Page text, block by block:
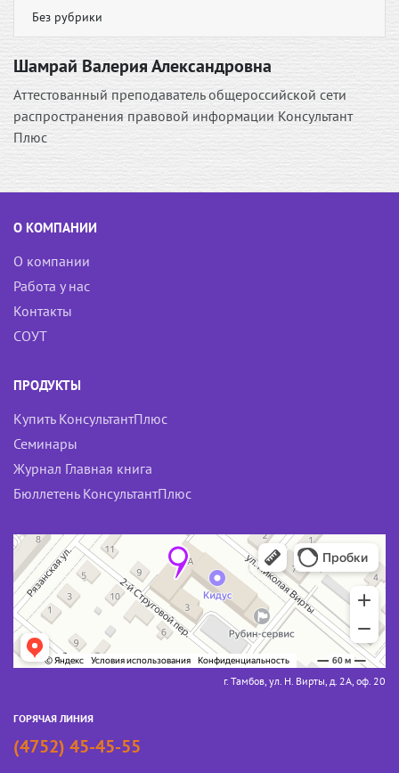
Без рубрики
Шамрай Валерия Александровна
Аттестованный преподаватель общероссийской сети
распространения правовой информации Консультант
Плюс
О КОМПАНИИ
О компании
Работа у нас
Контакты
СОУТ
ПРОДУКТЫ
Купить КонсультантПлюс
Семинары
Журнал Главная книга
Бюллетень КонсультантПлюс
г. Тамбов, ул. Н. Вирты, д. 2А, оф. 20
ГОРЯЧАЯ ЛИНИЯ
(4752) 45-45-55